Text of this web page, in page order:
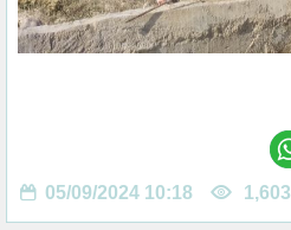
05/09/2024 10:18 1,603